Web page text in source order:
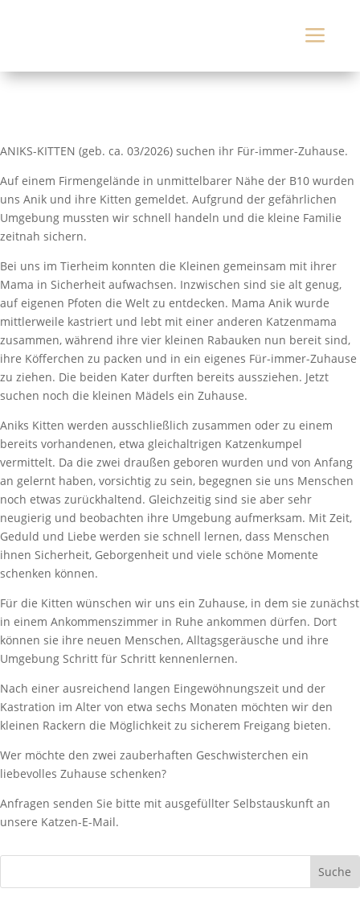
a
ANIKS-KITTEN (geb. ca. 03/2026) suchen ihr Für-immer-Zuhause.
Auf einem Firmengelände in unmittelbarer Nähe der B10 wurden
uns Anik und ihre Kitten gemeldet. Aufgrund der gefährlichen
Umgebung mussten wir schnell handeln und die kleine Familie
zeitnah sichern.
Bei uns im Tierheim konnten die Kleinen gemeinsam mit ihrer
Mama in Sicherheit aufwachsen. Inzwischen sind sie alt genug,
auf eigenen Pfoten die Welt zu entdecken. Mama Anik wurde
mittlerweile kastriert und lebt mit einer anderen Katzenmama
zusammen, während ihre vier kleinen Rabauken nun bereit sind,
ihre Köfferchen zu packen und in ein eigenes Für-immer-Zuhause
zu ziehen. Die beiden Kater durften bereits aussziehen. Jetzt
suchen noch die kleinen Mädels ein Zuhause.
Aniks Kitten werden ausschließlich zusammen oder zu einem
bereits vorhandenen, etwa gleichaltrigen Katzenkumpel
vermittelt. Da die zwei draußen geboren wurden und von Anfang
an gelernt haben, vorsichtig zu sein, begegnen sie uns Menschen
noch etwas zurückhaltend. Gleichzeitig sind sie aber sehr
neugierig und beobachten ihre Umgebung aufmerksam. Mit Zeit,
Geduld und Liebe werden sie schnell lernen, dass Menschen
ihnen Sicherheit, Geborgenheit und viele schöne Momente
schenken können.
Für die Kitten wünschen wir uns ein Zuhause, in dem sie zunächst
in einem Ankommenszimmer in Ruhe ankommen dürfen. Dort
können sie ihre neuen Menschen, Alltagsgeräusche und ihre
Umgebung Schritt für Schritt kennenlernen.
Nach einer ausreichend langen Eingewöhnungszeit und der
Kastration im Alter von etwa sechs Monaten möchten wir den
kleinen Rackern die Möglichkeit zu sicherem Freigang bieten.
Wer möchte den zwei zauberhaften Geschwisterchen ein
liebevolles Zuhause schenken?
Anfragen senden Sie bitte mit ausgefüllter Selbstauskunft an
unsere Katzen-E-Mail.